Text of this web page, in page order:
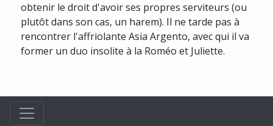
obtenir le droit d'avoir ses propres serviteurs (ou
plutôt dans son cas, un harem). Il ne tarde pas à
rencontrer l'affriolante Asia Argento, avec qui il va
former un duo insolite à la Roméo et Juliette.